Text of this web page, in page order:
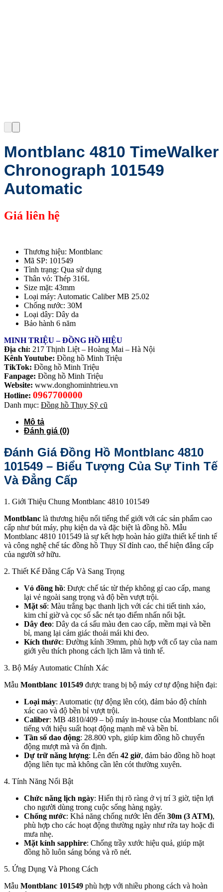
Montblanc 4810 TimeWalker
Chronograph 101549
Automatic
Giá liên hệ
Thương hiệu: Montblanc
Mã SP: 101549
Tình trạng: Qua sử dụng
Thân vỏ: Thép 316L
Size mặt: 43mm
Loại máy: Automatic Caliber MB 25.02
Chống nước: 30M
Loại dây: Dây da
Bảo hành 6 năm
MINH TRIỆU – ĐỒNG HỒ HIỆU
Địa chỉ: 217 Thịnh Liệt – Hoàng Mai – Hà Nội
Kênh Youtube: Đồng hồ Minh Triệu
TikTok: Đồng hồ Minh Triệu
Fanpage: Đồng hồ Minh Triệu
Website: www.donghominhtrieu.vn
Hotline: 0967700000
Danh mục: Đồng hồ Thụy Sỹ cũ
Mô tả
Đánh giá (0)
Đánh Giá Đồng Hồ Montblanc 4810
101549 – Biểu Tượng Của Sự Tinh Tế
Và Đẳng Cấp
1. Giới Thiệu Chung Montblanc 4810 101549
Montblanc là thương hiệu nổi tiếng thế giới với các sản phẩm cao
cấp như bút máy, phụ kiện da và đặc biệt là đồng hồ. Mẫu
Montblanc 4810 101549 là sự kết hợp hoàn hảo giữa thiết kế tinh tế
và công nghệ chế tác đồng hồ Thụy Sĩ đỉnh cao, thể hiện đẳng cấp
của người sở hữu.
2. Thiết Kế Đẳng Cấp Và Sang Trọng
Vỏ đồng hồ: Được chế tác từ thép không gỉ cao cấp, mang
lại vẻ ngoài sang trọng và độ bền vượt trội.
Mặt số: Màu trắng bạc thanh lịch với các chi tiết tinh xảo,
kim chỉ giờ và cọc số sắc nét tạo điểm nhấn nổi bật.
Dây đeo: Dây da cá sấu màu đen cao cấp, mềm mại và bền
bỉ, mang lại cảm giác thoải mái khi đeo.
Kích thước: Đường kính 39mm, phù hợp với cổ tay của nam
giới yêu thích phong cách lịch lãm và tinh tế.
3. Bộ Máy Automatic Chính Xác
Mẫu Montblanc 101549 được trang bị bộ máy cơ tự động hiện đại:
Loại máy: Automatic (tự động lên cót), đảm bảo độ chính
xác cao và độ bền bỉ vượt trội.
Caliber: MB 4810/409 – bộ máy in-house của Montblanc nổi
tiếng với hiệu suất hoạt động mạnh mẽ và bền bỉ.
Tần số dao động: 28.800 vph, giúp kim đồng hồ chuyển
động mượt mà và ổn định.
Dự trữ năng lượng: Lên đến 42 giờ, đảm bảo đồng hồ hoạt
động liên tục mà không cần lên cót thường xuyên.
4. Tính Năng Nổi Bật
Chức năng lịch ngày: Hiển thị rõ ràng ở vị trí 3 giờ, tiện lợi
cho người dùng trong cuộc sống hàng ngày.
Chống nước: Khả năng chống nước lên đến 30m (3 ATM),
phù hợp cho các hoạt động thường ngày như rửa tay hoặc đi
mưa nhẹ.
Mặt kính sapphire: Chống trầy xước hiệu quả, giúp mặt
đồng hồ luôn sáng bóng và rõ nét.
5. Ứng Dụng Và Phong Cách
Mẫu Montblanc 101549 phù hợp với nhiều phong cách và hoàn